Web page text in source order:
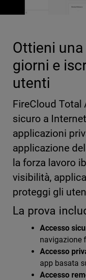
Ottieni
giorni e
utenti
FireCloud
sicuro a
applicazioni
applicazione
la forza lavoro
visibilità,
proteggi gli
La prova
Accesso
navigazione
Accesso
app basata
Accesso